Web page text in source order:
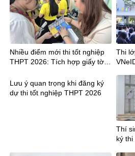
Nhiều điểm mới thi tốt nghiệp
THPT 2026: Tích hợp giấy tờ,
ngày
Thi
Lưu ý quan trọng khi đăng ký
dự thi tốt nghiệp THPT 2026
Thí
ký thi